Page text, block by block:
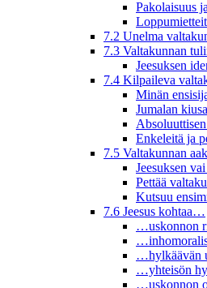
Pakolaisuus
7.2 Unelma
7.3 Valtakunnan
Jeesuksen
7.4 Kilpaileva
Minän
Jumalan
Enkeleitä ja
7.5 Valtakunnan
Jeesuksen
Pettää
Kutsuu
7.6 Jeesus kohtaa…
…uskonnon
…hylkäävän
…yhteisön
…uskonnon